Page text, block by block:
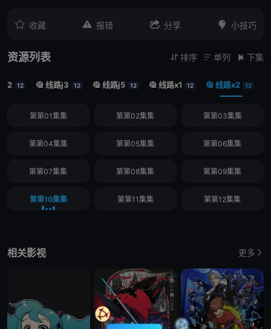
 收藏  报错  分享  小技巧
资源列表  排序  单列  下集
j2 12  线路j3 12  线路j5 12  线路x1 12  线路x2 12
第第01集集 第第02集集 第第03集集
第第04集集 第第05集集 第第06集集
第第07集集 第第08集集 第第09集集
第第10集集 第第11集集 第第12集集
相关影视 更多